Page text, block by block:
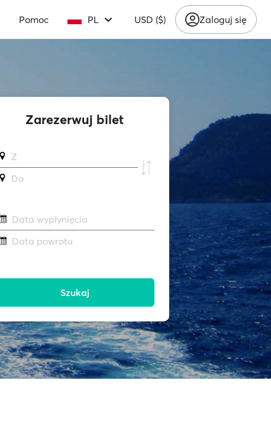
Pomoc PL USD ($) Zaloguj się
Zarezerwuj bilet
Z
Do
Data wypłynięcia
Data powrotu
Szukaj